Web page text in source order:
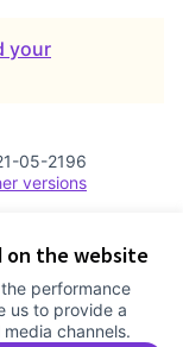
on the website
performance
us to provide a
channels.
your
05-2196
versions